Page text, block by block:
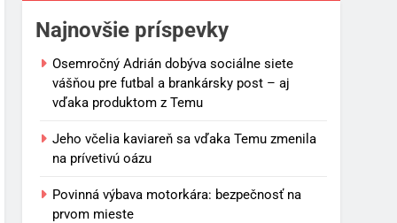
Najnovšie príspevky
Osemročný Adrián dobýva sociálne siete
vášňou pre futbal a brankársky post – aj
vďaka produktom z Temu
Jeho včelia kaviareň sa vďaka Temu zmenila
na prívetivú oázu
Povinná výbava motorkára: bezpečnosť na
prvom mieste